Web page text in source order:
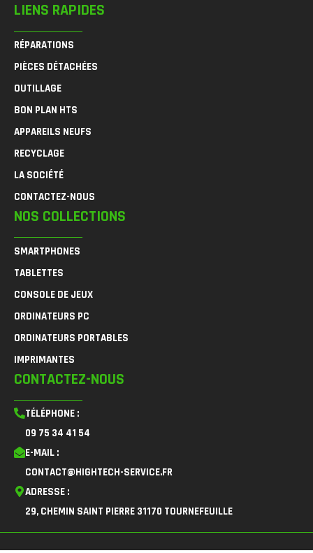
LIENS RAPIDES
RÉPARATIONS
PIÈCES DÉTACHÉES
OUTILLAGE
BON PLAN HTS
APPAREILS NEUFS
RECYCLAGE
LA SOCIÉTÉ
CONTACTEZ-NOUS
NOS COLLECTIONS
SMARTPHONES
TABLETTES
CONSOLE DE JEUX
ORDINATEURS PC
ORDINATEURS PORTABLES
IMPRIMANTES
CONTACTEZ-NOUS
TÉLÉPHONE :
09 75 34 41 54
E-MAIL :
CONTACT@HIGHTECH-SERVICE.FR
ADRESSE :
29, CHEMIN SAINT PIERRE 31170 TOURNEFEUILLE